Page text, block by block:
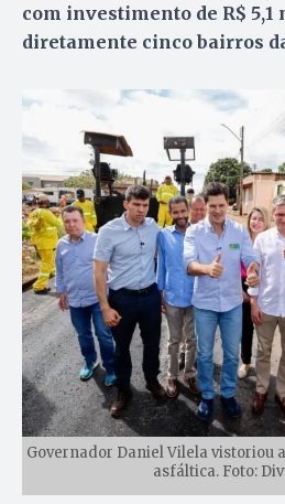
com investimento de R$
diretamente cinco bairros
Governador Daniel Vilela vistoriou
asfáltica. Foto: